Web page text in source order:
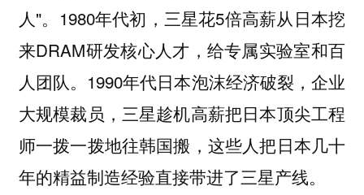
人"。1980年代初，三星花5倍高薪从日本挖
来DRAM研发核心人才，给专属实验室和百
人团队。1990年代日本泡沫经济破裂，企业
大规模裁员，三星趁机高薪把日本顶尖工程
师一拨一拨地往韩国搬，这些人把日本几十
年的精益制造经验直接带进了三星产线。